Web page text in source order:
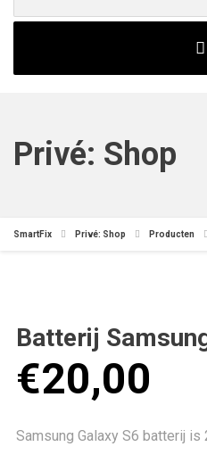
Privé: Shop
SmartFix Privé: Shop Producten
Batterij
€20,00
Samsung Galaxy S6 batterij is